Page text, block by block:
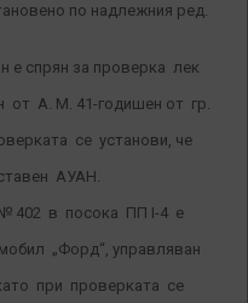
по надлежния ред.
е спрян за проверка лек
от А. М. 41-годишен от гр.
се установи, че
АУАН.
402 в посока ПП І-4 е
„Форд“, управляван
при проверката се